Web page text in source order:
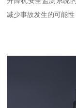
减少事故发生的可能性